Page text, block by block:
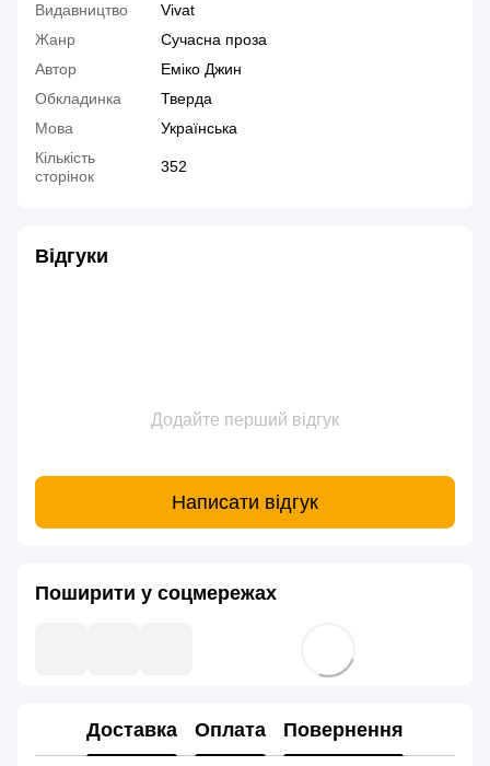
Видавництво
Vivat
Жанр
Сучасна проза
Автор
Еміко Джин
Обкладинка
Тверда
Мова
Українська
Кількість
сторінок
352
Відгуки
Додайте перший відгук
Написати відгук
Поширити у соцмережах
Доставка Оплата Повернення